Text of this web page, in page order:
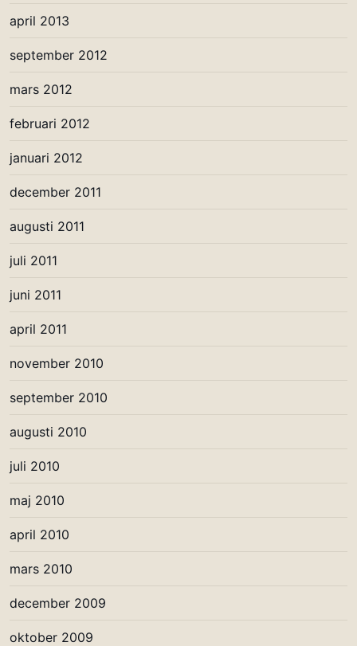
april 2013
september 2012
mars 2012
februari 2012
januari 2012
december 2011
augusti 2011
juli 2011
juni 2011
april 2011
november 2010
september 2010
augusti 2010
juli 2010
maj 2010
april 2010
mars 2010
december 2009
oktober 2009